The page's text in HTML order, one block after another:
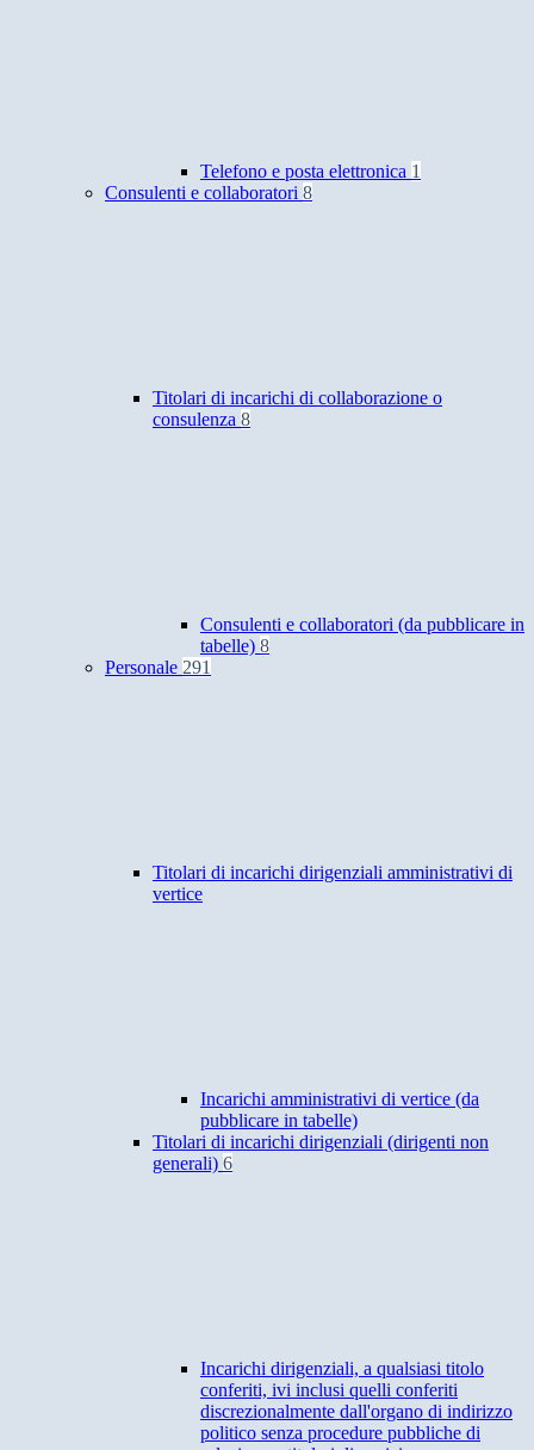
Telefono e posta elettronica 1
Consulenti e collaboratori 8
Titolari di incarichi di collaborazione o
consulenza 8
Consulenti e collaboratori (da pubblicare in
tabelle) 8
Personale 291
Titolari di incarichi dirigenziali amministrativi di
vertice
Incarichi amministrativi di vertice (da
pubblicare in tabelle)
Titolari di incarichi dirigenziali (dirigenti non
generali) 6
Incarichi dirigenziali, a qualsiasi titolo
conferiti, ivi inclusi quelli conferiti
discrezionalmente dall'organo di indirizzo
politico senza procedure pubbliche di